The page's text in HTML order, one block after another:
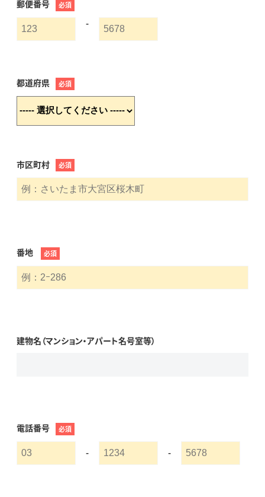
郵便番号 必須
-
都道府県 必須
市区町村 必須
番地 必須
建物名（マンション・アパート名号室等）
電話番号 必須
- -